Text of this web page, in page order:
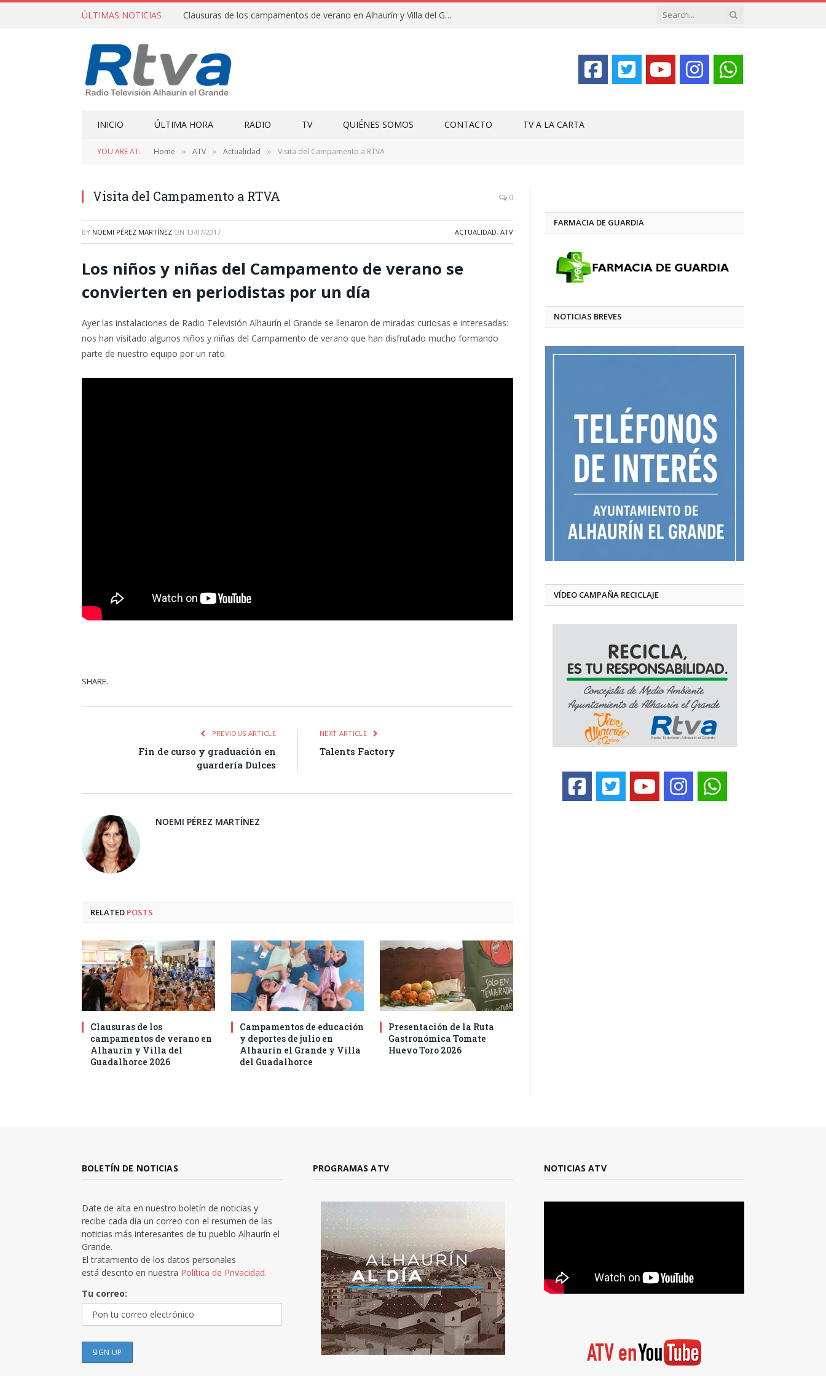
ÚLTIMAS NOTICIAS Clausuras de los campamentos de verano en Alhaurín y Villa del Guadalhorce 2026
INICIO ÚLTIMA HORA RADIO TV QUIÉNES SOMOS CONTACTO TV A LA CARTA
YOU ARE AT: Home » ATV » Actualidad » Visita del Campamento a RTVA
Visita del Campamento a RTVA 0
BY NOEMI PÉREZ MARTÍNEZ ON 13/07/2017 ACTUALIDAD, ATV
Los niños y niñas del Campamento de verano se
convierten en periodistas por un día
Ayer las instalaciones de Radio Televisión Alhaurín el Grande se llenaron de miradas curiosas e interesadas:
nos han visitado algunos niños y niñas del Campamento de verano que han disfrutado mucho formando
parte de nuestro equipo por un rato.
SHARE.
PREVIOUS ARTICLE
Fin de curso y graduación en
guardería Dulces
NEXT ARTICLE
Talents Factory
NOEMI PÉREZ MARTÍNEZ
RELATED POSTS
Clausuras de los
campamentos de verano en
Alhaurín y Villa del
Guadalhorce 2026
Campamentos de educación
y deportes de julio en
Alhaurín el Grande y Villa
del Guadalhorce
Presentación de la Ruta
Gastronómica Tomate
Huevo Toro 2026
FARMACIA DE GUARDIA
NOTICIAS BREVES
VÍDEO CAMPAÑA RECICLAJE
BOLETÍN DE NOTICIAS
Date de alta en nuestro boletín de noticias y
recibe cada día un correo con el resumen de las
noticias más interesantes de tu pueblo Alhaurín el
Grande.
El tratamiento de los datos personales
está descrito en nuestra Política de Privacidad.
Tu correo:
PROGRAMAS ATV NOTICIAS ATV